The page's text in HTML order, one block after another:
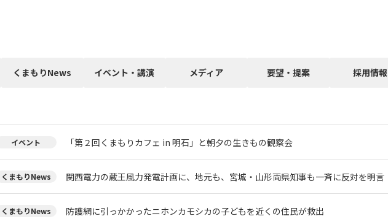
くまもりNews イベント・講演 メディア 要望・提案 採用情報
イベント 「第２回くまもりカフェ in 明石」と朝夕の生きもの観察会
くまもりNews 関西電力の蔵王風力発電計画に、地元も、宮城・山形両県知事も一斉に反対を明言
くまもりNews 防護網に引っかかったニホンカモシカの子どもを近くの住民が救出